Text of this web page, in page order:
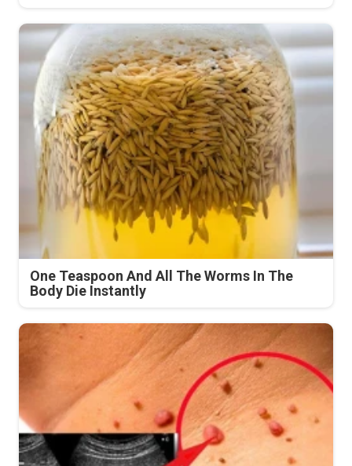
One Teaspoon And All The Worms In The
Body Die Instantly